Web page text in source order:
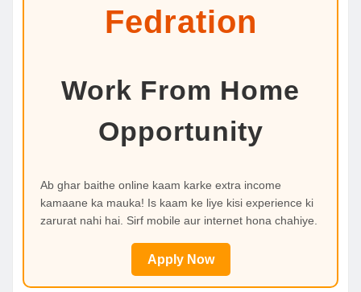
Fedration
Work From Home
Opportunity
Ab ghar baithe online kaam karke extra income
kamaane ka mauka! Is kaam ke liye kisi experience ki
zarurat nahi hai. Sirf mobile aur internet hona chahiye.
Apply Now